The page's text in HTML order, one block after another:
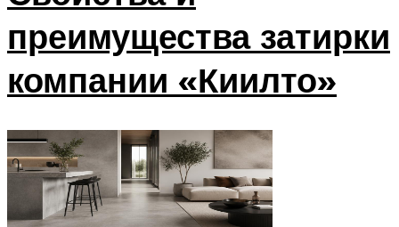
преимущества затирки
компании «Киилто»